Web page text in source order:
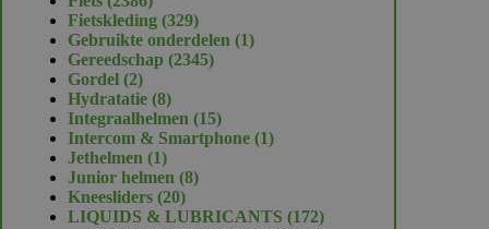
producten
Fietskleding 329329
producten
Gebruikte onderdelen 11
Gereedschap 23452345
Gordel 22
producten
Hydratatie 88
producten
Integraalhelmen 1515
producten
Intercom & Smartphone 11
Jethelmen 11
product
Junior helmen 88
Kneesliders 2020
producten
LIQUIDS & LUBRICANTS 172172